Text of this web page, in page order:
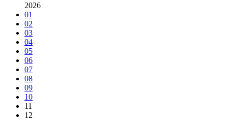
2026
01
02
03
04
05
06
07
08
09
10
11
12